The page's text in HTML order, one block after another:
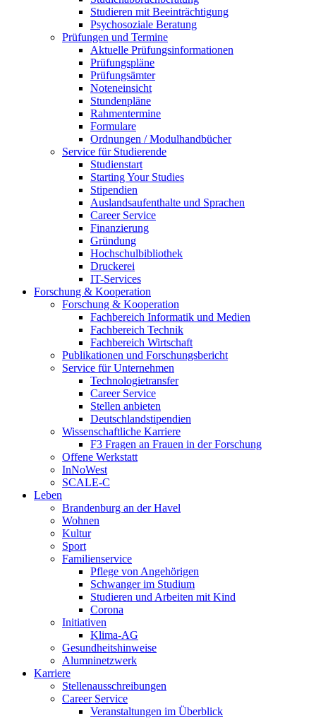
Studieren mit Beeinträchtigung
Psychosoziale Beratung
Prüfungen und Termine
Aktuelle Prüfungsinformationen
Prüfungspläne
Prüfungsämter
Noteneinsicht
Stundenpläne
Rahmentermine
Formulare
Ordnungen / Modulhandbücher
Service für Studierende
Studienstart
Starting Your Studies
Stipendien
Auslandsaufenthalte und Sprachen
Career Service
Finanzierung
Gründung
Hochschulbibliothek
Druckerei
IT-Services
Forschung & Kooperation
Forschung & Kooperation
Fachbereich Informatik und Medien
Fachbereich Technik
Fachbereich Wirtschaft
Publikationen und Forschungsbericht
Service für Unternehmen
Technologietransfer
Career Service
Stellen anbieten
Deutschlandstipendien
Wissenschaftliche Karriere
F3 Fragen an Frauen in der Forschung
Offene Werkstatt
InNoWest
SCALE-C
Leben
Brandenburg an der Havel
Wohnen
Kultur
Sport
Familienservice
Pflege von Angehörigen
Schwanger im Studium
Studieren und Arbeiten mit Kind
Corona
Initiativen
Klima-AG
Gesundheitshinweise
Alumninetzwerk
Karriere
Stellenausschreibungen
Career Service
Veranstaltungen im Überblick